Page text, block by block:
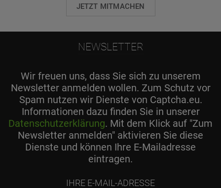
JETZT MITMACHEN
NEWSLETTER
Wir freuen uns, dass Sie sich zu unserem
Newsletter anmelden wollen. Zum Schutz vor
Spam nutzen wir Dienste von Captcha.eu.
Informationen dazu finden Sie in unserer
Datenschutzerklärung. Mit dem Klick auf "Zum
Newsletter anmelden" aktivieren Sie diese
Dienste und können Ihre E-Mailadresse
eintragen.